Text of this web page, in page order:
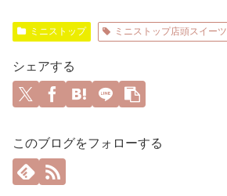
ミニストップ ミニストップ店頭スイーツ
シェアする
このブログをフォローする